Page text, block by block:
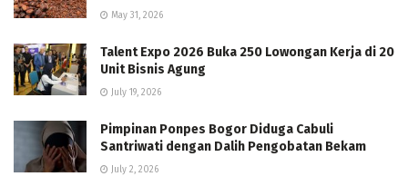
May 31, 2026
Talent Expo 2026 Buka 250 Lowongan Kerja di 20
Unit Bisnis Agung
July 19, 2026
Pimpinan Ponpes Bogor Diduga Cabuli
Santriwati dengan Dalih Pengobatan Bekam
July 2, 2026